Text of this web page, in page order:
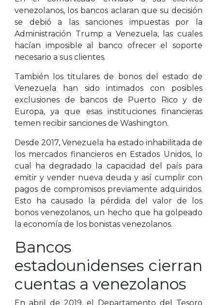
venezolanos, los bancos aclaran que su decisión
se debió a las sanciones impuestas por la
Administración Trump a Venezuela, las cuales
hacían imposible al banco ofrecer el soporte
necesario a sus clientes.
También los titulares de bonos del estado de
Venezuela han sido intimados con posibles
exclusiones de bancos de Puerto Rico y de
Europa, ya que esas instituciones financieras
temen recibir sanciones de Washington.
Desde 2017, Venezuela ha estado inhabilitada de
los mercados financieros en Estados Unidos, lo
cual ha degradado la capacidad del país para
emitir y vender nueva deuda y así cumplir con
pagos de compromisos previamente adquiridos.
Esto ha causado la pérdida del valor de los
bonos venezolanos, un hecho que ha golpeado
la economía de los bonistas venezolanos.
Bancos
estadounidenses cierran
cuentas a venezolanos
En abril de 2019, el Departamento del Tesoro